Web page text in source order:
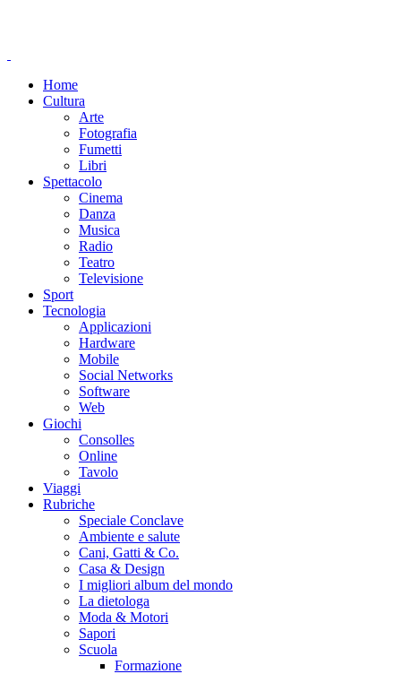
Home
Cultura
Arte
Fotografia
Fumetti
Libri
Spettacolo
Cinema
Danza
Musica
Radio
Teatro
Televisione
Sport
Tecnologia
Applicazioni
Hardware
Mobile
Social Networks
Software
Web
Giochi
Consolles
Online
Tavolo
Viaggi
Rubriche
Speciale Conclave
Ambiente e salute
Cani, Gatti & Co.
Casa & Design
I migliori album del mondo
La dietologa
Moda & Motori
Sapori
Scuola
Formazione